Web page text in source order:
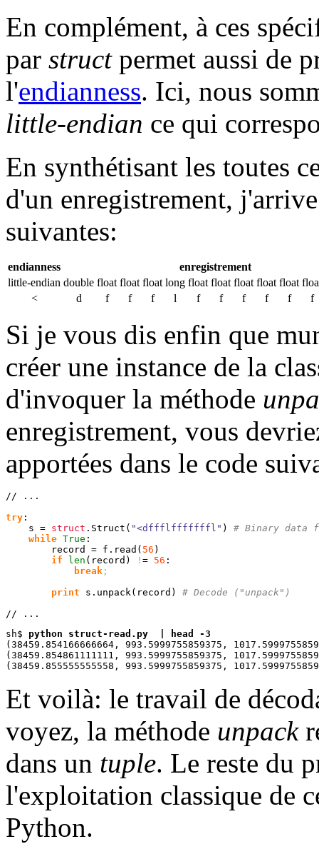
En complément, à ces
par structpermet aussi de
l'endianness. Ici, nous
little-endian ce qui
En synthétisant les toutes
d'un enregistrement,
suivantes:
endianness
enregistrement
little-endian double float float float long float float float float float
<
d f f f l f f f f f f
Si je vous dis enfin que
créer une instance de la
d'invoquer la méthode
enregistrement, vous
apportées dans le code
// ...
try :
    s =
struct . Struct ( "<dffflfffffffl" )
# Binary data
while True :
	record = f.
read ( 56 )
if
len ( record ) ! = 56 :
break ;
print s. unpack( record )
# Decode ("unpack")
// ...
sh$ python struct-read.py  | head -3
(38459.854166666664, 993.5999755859375,
(38459.854861111111, 993.5999755859375,
Et voilà: le travail de
voyez, la méthode unpack
dans un tuple. Le reste du
l'exploitation classique de
Python.